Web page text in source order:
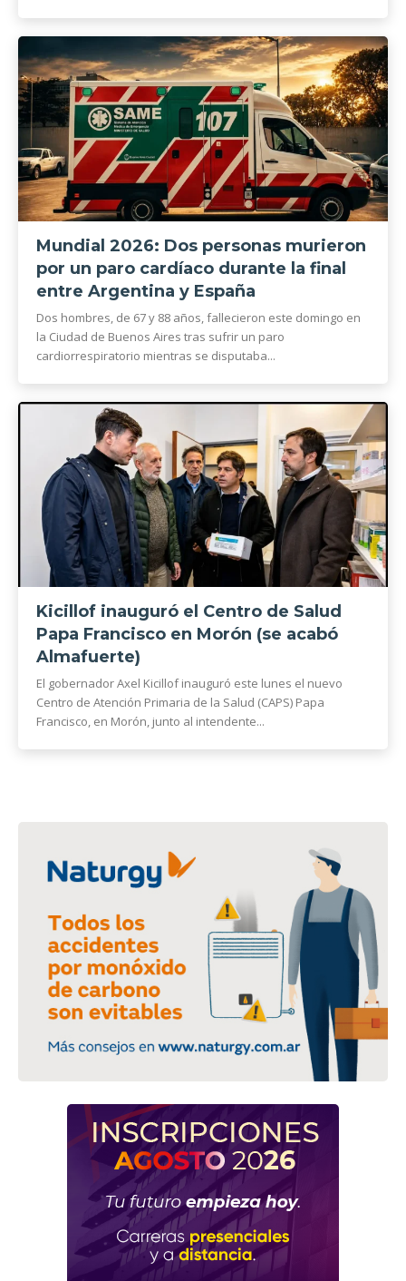
Mundial 2026: Dos personas murieron
por un paro cardíaco durante la final
entre Argentina y España
Dos hombres, de 67 y 88 años, fallecieron este domingo en
la Ciudad de Buenos Aires tras sufrir un paro
cardiorrespiratorio mientras se disputaba...
Kicillof inauguró el Centro de Salud
Papa Francisco en Morón (se acabó
Almafuerte)
El gobernador Axel Kicillof inauguró este lunes el nuevo
Centro de Atención Primaria de la Salud (CAPS) Papa
Francisco, en Morón, junto al intendente...